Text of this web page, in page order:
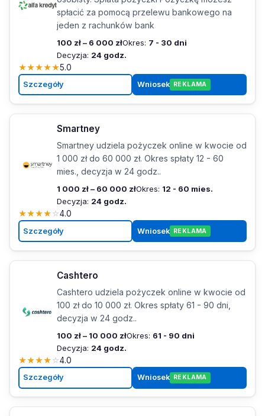
spłacić za pomocą przelewu bankowego na
jeden z rachunków bank
100 zł – 6 000 złOkres: 7 - 30 dni
Decyzja: 24 godz.
★★★★★5.0
Szczegóły Wniosek REKLAMA
Smartney
Smartney udziela pożyczek online w kwocie od
1 000 zł do 60 000 zł. Okres spłaty 12 - 60
mies., decyzja w 24 godz..
1 000 zł – 60 000 złOkres: 12 - 60 mies.
Decyzja: 24 godz.
★★★★☆4.0
Szczegóły Wniosek REKLAMA
Cashtero
Cashtero udziela pożyczek online w kwocie od
100 zł do 10 000 zł. Okres spłaty 61 - 90 dni,
decyzja w 24 godz..
100 zł – 10 000 złOkres: 61 - 90 dni
Decyzja: 24 godz.
★★★★☆4.0
Szczegóły Wniosek REKLAMA